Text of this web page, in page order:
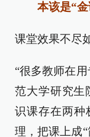
本该是“金
课堂效果不尽
“很多教师在
范大学研究生
识课存在两种
理，把课上成